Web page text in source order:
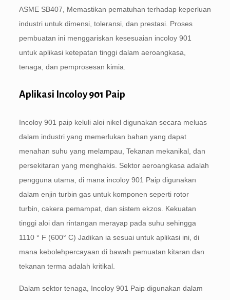
ASME SB407, Memastikan pematuhan terhadap keperluan
industri untuk dimensi, toleransi, dan prestasi. Proses
pembuatan ini menggariskan kesesuaian incoloy 901
untuk aplikasi ketepatan tinggi dalam aeroangkasa,
tenaga, dan pemprosesan kimia.
Aplikasi Incoloy 901 Paip
Incoloy 901 paip keluli aloi nikel digunakan secara meluas
dalam industri yang memerlukan bahan yang dapat
menahan suhu yang melampau, Tekanan mekanikal, dan
persekitaran yang menghakis. Sektor aeroangkasa adalah
pengguna utama, di mana incoloy 901 Paip digunakan
dalam enjin turbin gas untuk komponen seperti rotor
turbin, cakera pemampat, dan sistem ekzos. Kekuatan
tinggi aloi dan rintangan merayap pada suhu sehingga
1110 ° F (600° C) Jadikan ia sesuai untuk aplikasi ini, di
mana kebolehpercayaan di bawah pemuatan kitaran dan
tekanan terma adalah kritikal.
Dalam sektor tenaga, Incoloy 901 Paip digunakan dalam